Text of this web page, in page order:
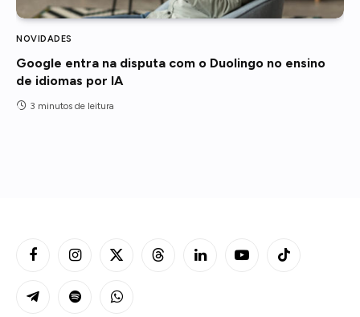
NOVIDADES
Google entra na disputa com o Duolingo no ensino
de idiomas por IA
3 minutos de leitura
FacebookInstagramX
Threads LinkedIn YouTubeTikTok
TelegramSpotify WhatsApp